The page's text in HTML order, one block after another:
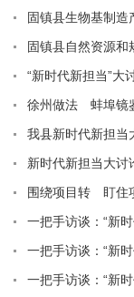
徐州做法 蚌埠镜
我县新时代新担当